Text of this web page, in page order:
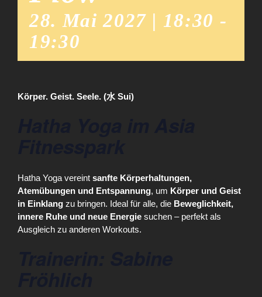
28. Mai 2027 | 18:30 -
19:30
Körper. Geist. Seele. (水 Sui)
Hatha Yoga vereint sanfte Körperhaltungen,
Atemübungen und Entspannung, um Körper und Geist
in Einklang zu bringen. Ideal für alle, die Beweglichkeit,
innere Ruhe und neue Energie suchen – perfekt als
Ausgleich zu anderen Workouts.